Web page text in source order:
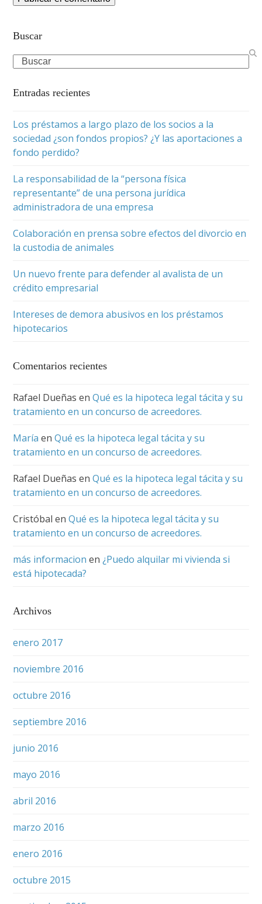
Buscar
Search
Entradas recientes
Los préstamos a largo plazo de los socios a la
sociedad ¿son fondos propios? ¿Y las aportaciones a
fondo perdido?
La responsabilidad de la “persona física
representante” de una persona jurídica
administradora de una empresa
Colaboración en prensa sobre efectos del divorcio en
la custodia de animales
Un nuevo frente para defender al avalista de un
crédito empresarial
Intereses de demora abusivos en los préstamos
hipotecarios
Comentarios recientes
Rafael Dueñas enQué es la hipoteca legal tácita y su
tratamiento en un concurso de acreedores.
María enQué es la hipoteca legal tácita y su
tratamiento en un concurso de acreedores.
Rafael Dueñas enQué es la hipoteca legal tácita y su
tratamiento en un concurso de acreedores.
Cristóbal enQué es la hipoteca legal tácita y su
tratamiento en un concurso de acreedores.
más informacion en¿Puedo alquilar mi vivienda si
está hipotecada?
Archivos
enero 2017
noviembre 2016
octubre 2016
septiembre 2016
junio 2016
mayo 2016
abril 2016
marzo 2016
enero 2016
octubre 2015